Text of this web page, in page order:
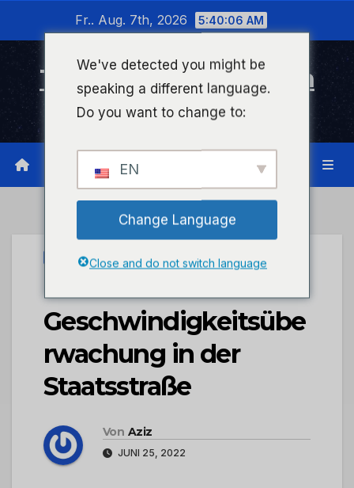
wechseln
Fr.. Aug. 7th, 2026 5:40:06 AM
Timeline Bad Kreuznach
Infonetzwerk für Bad Kreuznach
UNCATEGORIZED
POL-PDLD:
Geschwindigkeitsübe
rwachung in der
Staatsstraße
Von Aziz
JUNI 25, 2022
We've detected you might be
speaking a different language.
Do you want to change to:
EN
Change Language
Close and do not switch language